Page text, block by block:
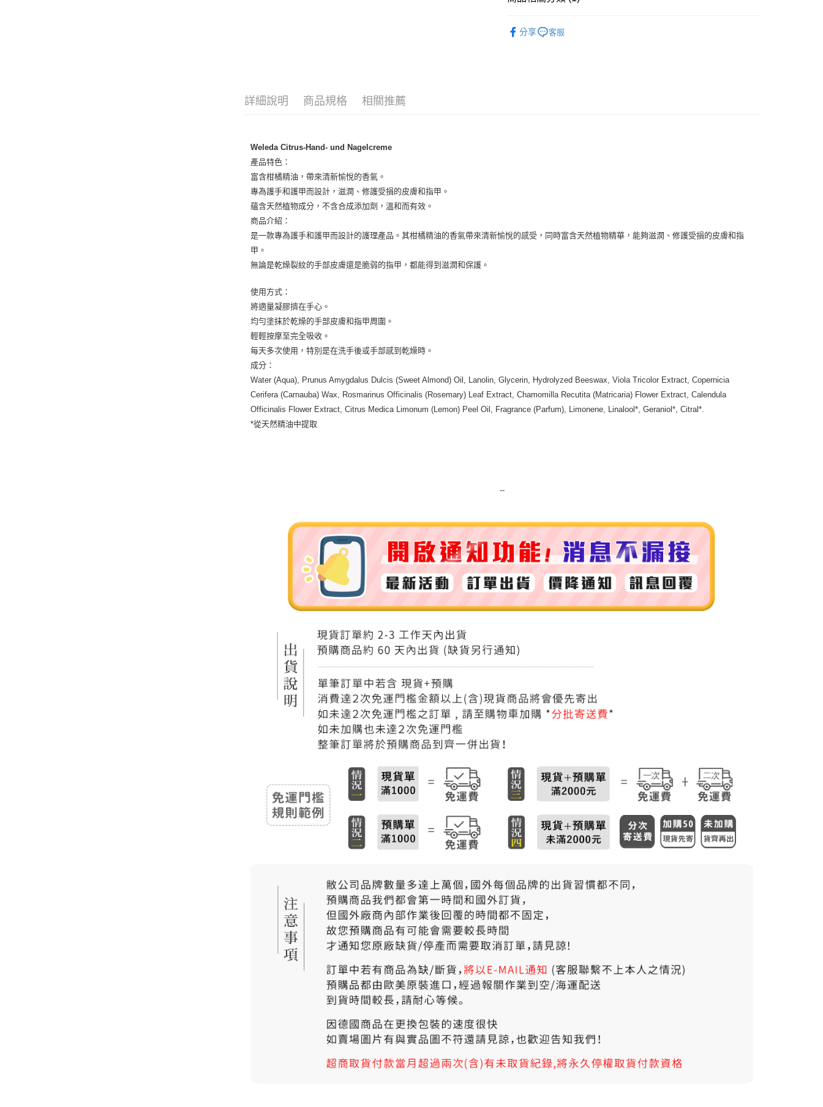
宅配
分享
客服
詳細說明 商品規格 相關推薦
Weleda Citrus-Hand- und Nagelcreme
產品特色：
富含柑橘精油，帶來清新愉悅的香氣。
專為護手和護甲而設計，滋潤、修護受損的皮膚和指甲。
蘊含天然植物成分，不含合成添加劑，溫和而有效。
商品介紹：
是一款專為護手和護甲而設計的護理產品。其柑橘精油的香氣帶來清新愉悅的感受，同時富含天然植物精華，能夠滋潤、修護受損的皮膚和指
甲。
無論是乾燥裂紋的手部皮膚還是脆弱的指甲，都能得到滋潤和保護。
使用方式：
將適量凝膠擠在手心。
均勻塗抹於乾燥的手部皮膚和指甲周圍。
輕輕按摩至完全吸收。
每天多次使用，特別是在洗手後或手部感到乾燥時。
成分：
Water (Aqua), Prunus Amygdalus Dulcis (Sweet Almond) Oil, Lanolin, Glycerin, Hydrolyzed Beeswax, Viola Tricolor Extract, Copernicia
Cerifera (Carnauba) Wax, Rosmarinus Officinalis (Rosemary) Leaf Extract, Chamomilla Recutita (Matricaria) Flower Extract, Calendula
Officinalis Flower Extract, Citrus Medica Limonum (Lemon) Peel Oil, Fragrance (Parfum), Limonene, Linalool*, Geraniol*, Citral*.
*從天然精油中提取
--